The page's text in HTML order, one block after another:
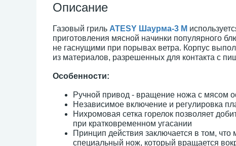
Описание
Газовый гриль ATESY Шаурма-3 М
приготовления мясной начинки популярного
не гаснущими при порывах ветра. Корпус
из материалов, разрешенных для контакта с
Особенности:
Ручной привод - вращение ножа с мясом
Независимое включение и регулировка
Нихромовая сетка горелок позволяет
при кратковременном угасании
Принцип действия заключается в том,
специальный нож, который вращается